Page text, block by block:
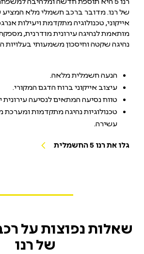
של רנו. מדובר ברכב חשמלי מלא המציע
אייקוני, טכנולוגיה מתקדמת ויעילות
מותאמת לנהיגה עירונית מודרנית,
נהיגה שקטה וחיסכון משמעותי בעלויות
הנעה חשמלית מלאה.
עיצוב אייקוני ברוח הדגם המקורי.
טווח נסיעה המתאים לנסיעה עירונית
טכנולוגיות נהיגה מתקדמות ומערכת
עשירה.
גלו את רנו 5 החשמלית
שאלות נפוצות על
של רנו